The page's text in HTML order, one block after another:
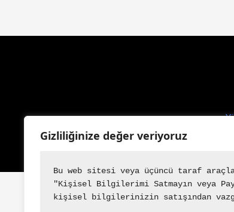
Gizliliğinize değer veriyoruz
Bu web sitesi veya üçüncü taraf
"Kişisel Bilgilerimi Satmayın veya
kişisel bilgilerinizin satışından